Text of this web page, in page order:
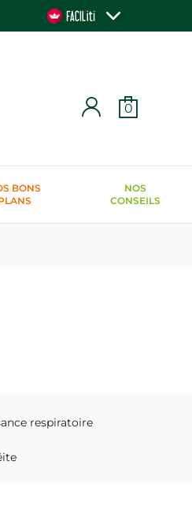
0
BONS
NOS
CONSEILS
respiratoire